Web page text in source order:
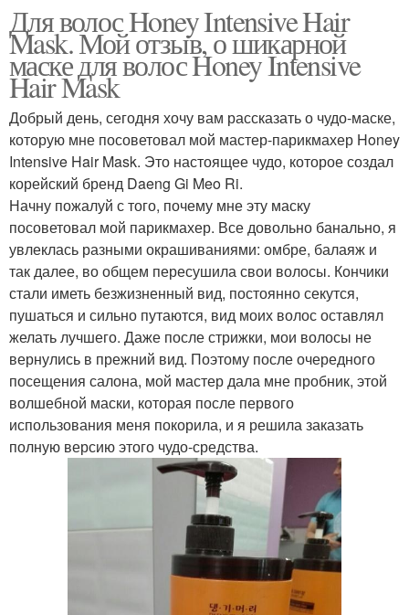
Для волос Honey Intensive Hair
Mask. Мой отзыв, о шикарной
маске для волос Honey Intensive
Hair Mask
Добрый день, сегодня хочу вам рассказать о чудо-маске,
которую мне посоветовал мой мастер-парикмахер Honey
Intensive Hair Mask. Это настоящее чудо, которое создал
корейский бренд Daeng Gi Meo Ri.
Начну пожалуй с того, почему мне эту маску
посоветовал мой парикмахер. Все довольно банально, я
увлеклась разными окрашиваниями: омбре, балаяж и
так далее, во общем пересушила свои волосы. Кончики
стали иметь безжизненный вид, постоянно секутся,
пушаться и сильно путаются, вид моих волос оставлял
желать лучшего. Даже после стрижки, мои волосы не
вернулись в прежний вид. Поэтому после очередного
посещения салона, мой мастер дала мне пробник, этой
волшебной маски, которая после первого
использования меня покорила, и я решила заказать
полную версию этого чудо-средства.